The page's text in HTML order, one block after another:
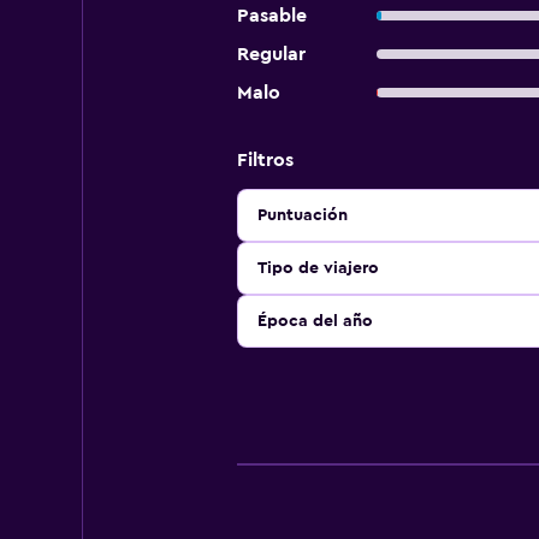
Pasable
Regular
Malo
Filtros
Puntuación
Tipo de viajero
Época del año